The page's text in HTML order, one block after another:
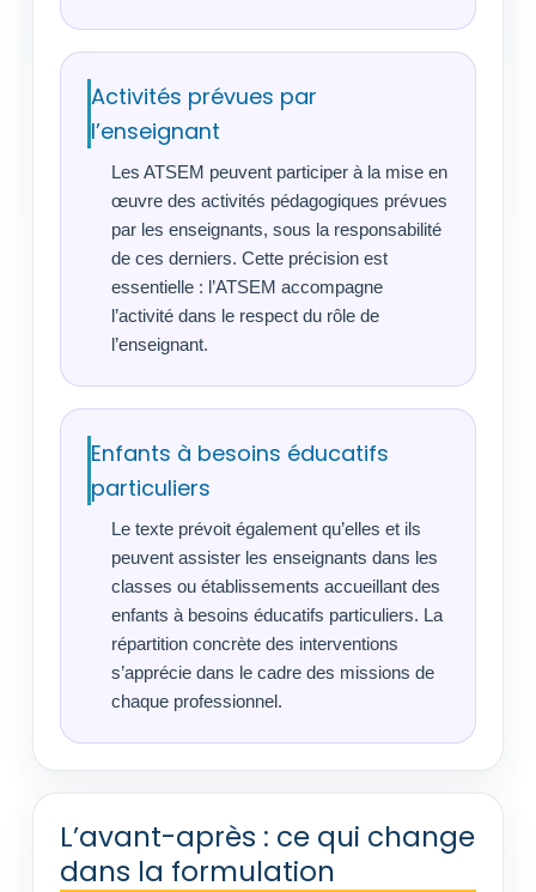
Activités prévues par
l’enseignant
Les ATSEM peuvent participer à la mise en
œuvre des activités pédagogiques prévues
par les enseignants, sous la responsabilité
de ces derniers. Cette précision est
essentielle : l’ATSEM accompagne
l’activité dans le respect du rôle de
l’enseignant.
Enfants à besoins éducatifs
particuliers
Le texte prévoit également qu’elles et ils
peuvent assister les enseignants dans les
classes ou établissements accueillant des
enfants à besoins éducatifs particuliers. La
répartition concrète des interventions
s’apprécie dans le cadre des missions de
chaque professionnel.
L’avant-après : ce qui change
dans la formulation